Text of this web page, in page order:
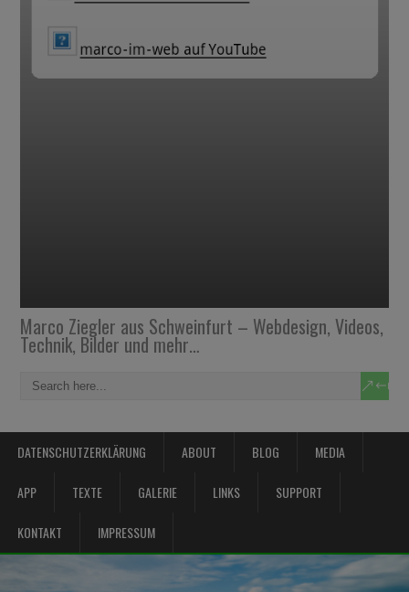
Marco Ziegler aus Schweinfurt – Webdesign, Videos,
Technik, Bilder und mehr…
DATENSCHUTZERKLÄRUNG ABOUT BLOG MEDIA
APP TEXTE GALERIE LINKS SUPPORT
KONTAKT IMPRESSUM